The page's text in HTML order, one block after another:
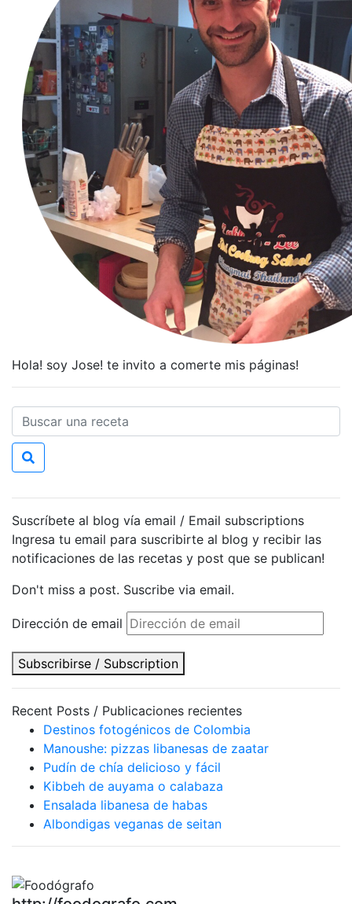
Hola! soy Jose! te invito a comerte mis páginas!
Suscríbete al blog vía email / Email subscriptions
Ingresa tu email para suscribirte al blog y recibir las
notificaciones de las recetas y post que se publican!
Don't miss a post. Suscribe via email.
Dirección de email
Subscribirse / Subscription
Recent Posts / Publicaciones recientes
Destinos fotogénicos de Colombia
Manoushe: pizzas libanesas de zaatar
Pudín de chía delicioso y fácil
Kibbeh de auyama o calabaza
Ensalada libanesa de habas
Albondigas veganas de seitan